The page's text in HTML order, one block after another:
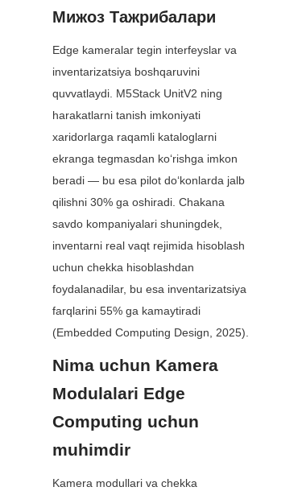
Мижоз Тажрибалари
Edge kameralar tegin interfeyslar va
inventarizatsiya boshqaruvini
quvvatlaydi. M5Stack UnitV2 ning
harakatlarni tanish imkoniyati
xaridorlarga raqamli kataloglarni
ekranga tegmasdan ko‘rishga imkon
beradi — bu esa pilot do‘konlarda jalb
qilishni 30% ga oshiradi. Chakana
savdo kompaniyalari shuningdek,
inventarni real vaqt rejimida hisoblash
uchun chekka hisoblashdan
foydalanadilar, bu esa inventarizatsiya
farqlarini 55% ga kamaytiradi
(Embedded Computing Design, 2025).
Nima uchun Kamera
Modulalari Edge
Computing uchun
muhimdir
Kamera modullari va chekka